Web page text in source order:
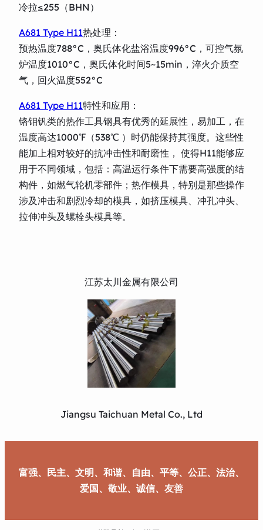
冷拉≤255（BHN）
A681 Type H11热处理：
预热温度788°C，奥氏体化盐浴温度996°C，可控气氛
炉温度1010°C，奥氏体化时间5~15min，淬火介质空
气，回火温度552°C
A681 Type H11特性和应用：
铬钼钒类的热作工具钢具有优秀的延展性，易加工，在
温度高达1000℉（538℃ ）时仍能保持其强度。这些性
能加上相对较好的抗冲击性和耐磨性， 使得H11能够应
用于不同领域，包括：高温运行条件下需要高强度的结
构件，如燃气轮机零部件；热作模具，特别是那些操作
涉及冲击和剧烈冷却的模具，如挤压模具、冲孔冲头、
拉伸冲头及螺栓头模具等。
江苏太川金属有限公司
Jiangsu Taichuan Metal Co., Ltd
富强、民主、文明、和谐、自由、平等、公正、法治、
爱国、敬业、诚信、友善